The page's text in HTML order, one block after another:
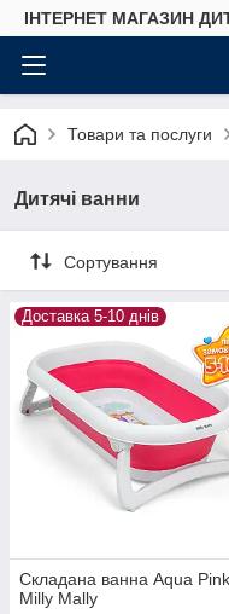
ІНТЕРНЕТ МАГАЗИН
Товари та послуги
Дитячі ванни
Сортування
Доставка 5-10 днів
Складана ванна Aqua Pink
Milly Mally